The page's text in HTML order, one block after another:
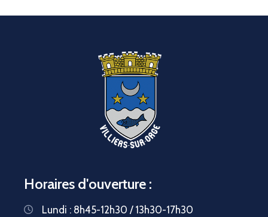
Horaires d'ouverture :
Lundi : 8h45-12h30 / 13h30-17h30